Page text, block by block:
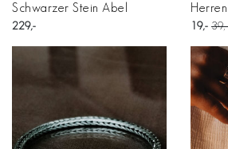
Schwarzer Stein Abel
229 19 39